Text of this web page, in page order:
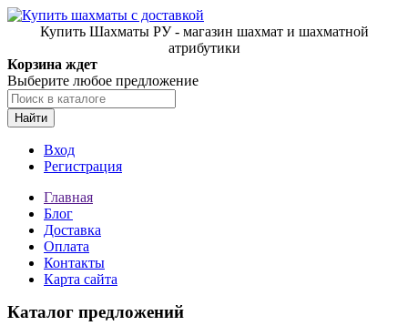
Купить Шахматы РУ - магазин шахмат и шахматной
атрибутики
Корзина ждет
Выберите любое предложение
Найти
Вход
Регистрация
Главная
Блог
Доставка
Оплата
Контакты
Карта сайта
Каталог предложений